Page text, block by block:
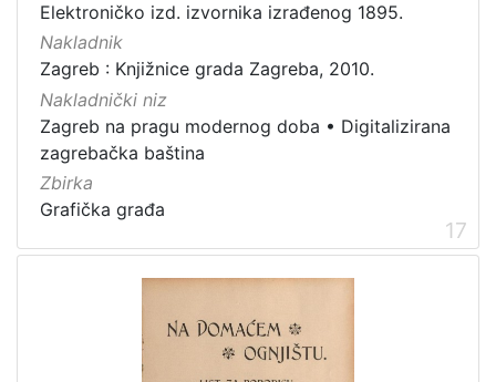
Elektroničko izd. izvornika izrađenog 1895.
Nakladnik
Zagreb : Knjižnice grada Zagreba, 2010.
Nakladnički niz
Zagreb na pragu modernog doba • Digitalizirana
zagrebačka baština
Zbirka
Grafička građa
17